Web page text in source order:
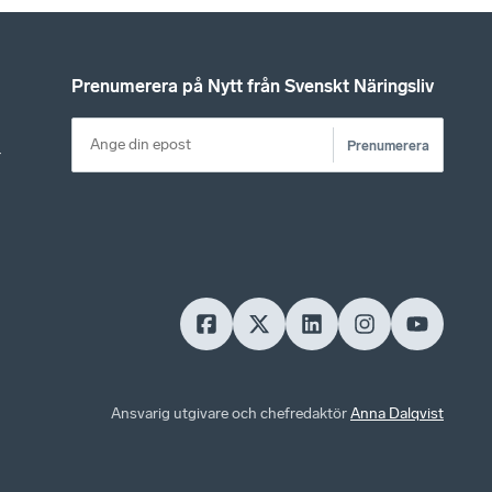
Prenumerera på Nytt från Svenskt Näringsliv
Prenumerera
Ansvarig utgivare och chefredaktörAnna Dalqvist